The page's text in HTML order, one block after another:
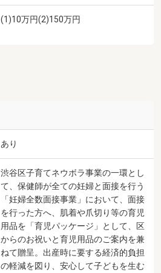
(1)10万円(2)150万円
あり
渋谷区子育てネウボラ事業の一環とし
て、保健師が全ての妊婦と面接を行う
「妊婦全数面接事業」において、面接
を行った方へ、肌着や爪切り等の育児
用品を「育児パッケージ」として、区
からのお祝いと育児用品のご案内を兼
ねて贈呈。出産時に要する経済的負担
の軽減を図り、安心して子どもを生む